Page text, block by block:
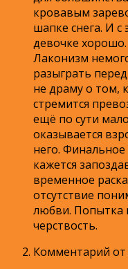
кровавым
шапке снега. И
девочке хорошо.
Лаконизм
разыграть
не драму о том,
стремится
ещё по сути
оказывается
него.
кажется
временное
отсутствие
любви. Попытка
черствость.
Комментарий от